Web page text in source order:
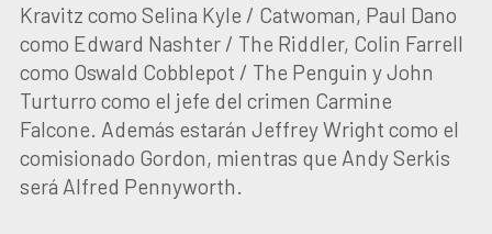
Kravitz como Selina Kyle / Catwoman, Paul Dano
como Edward Nashter / The Riddler, Colin Farrell
como Oswald Cobblepot / The Penguin y John
Turturro como el jefe del crimen Carmine
Falcone. Además estarán Jeffrey Wright como el
comisionado Gordon, mientras que Andy Serkis
será Alfred Pennyworth.